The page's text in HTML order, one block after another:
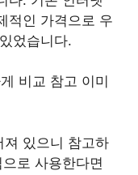
적인 가격으로 우
었습니다.
져 있으니 참고하
로 사용한다면